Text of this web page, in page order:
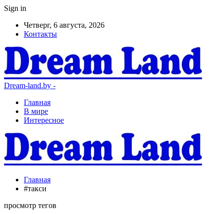
Sign in
Четверг, 6 августа, 2026
Контакты
Dream-land.by -
Главная
В мире
Интересное
Главная
#такси
просмотр тегов